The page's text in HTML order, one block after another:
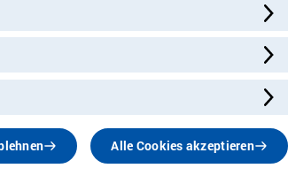
Alle Cookies akzeptieren